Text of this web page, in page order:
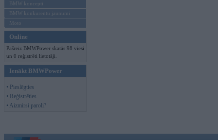
BMW koncepti
BMW konkurentu jaunumi
Moto
Online
Pašreiz BMWPower skatās 98 viesi
un 0 reģistrēti lietotāji.
Ienākt BMWPower
• Pieslēgties
• Reģistrēties
• Aizmirsi paroli?